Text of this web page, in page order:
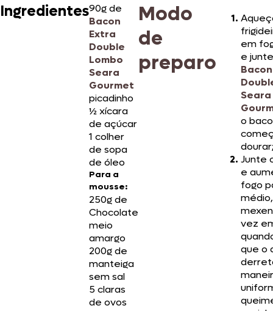
Ingredientes90g de
Bacon
Extra
Double
Lombo
Seara
Gourmet
picadinho
½ xícara
de açúcar
1 colher
de sopa
de óleo
Para a
mousse:
250g de
Chocolate
meio
amargo
200g de
manteiga
sem sal
5 claras
de ovos
Modo
de
preparo
em
e
Seara
o
Junte
e
fogo
médio,
vez
que o